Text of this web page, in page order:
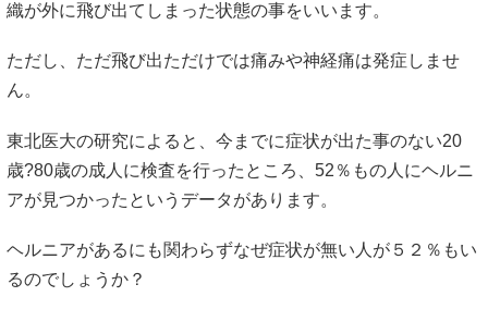
織が外に飛び出てしまった状態の事をいいます。
ただし、ただ飛び出ただけでは痛みや神経痛は発症しませ
ん。
東北医大の研究によると、今までに症状が出た事のない20
歳?80歳の成人に検査を行ったところ、52％もの人にヘルニ
アが見つかったというデータがあります。
ヘルニアがあるにも関わらずなぜ症状が無い人が５２％もい
るのでしょうか？